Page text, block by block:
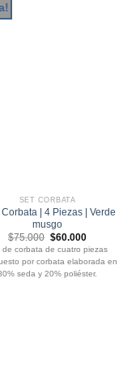
SET CORBATA
Corbata | 4 Piezas | Verde
musgo
$75.000 El
precio
original
era:
$75.000.
$60.000El
precio
actual
es:
$60.000.
de corbata de cuatro piezas
por corbata elaborada en
seda y 20% poliéster.